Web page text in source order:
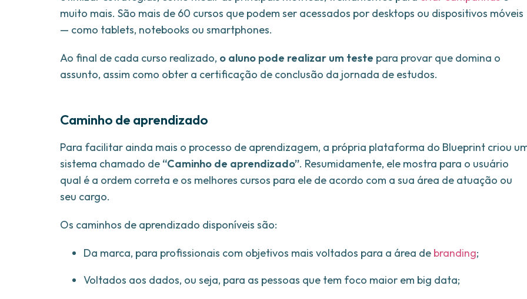
muito mais. São mais de 60 cursos que podem ser acessados por desktops ou dispositivos móveis
— como tablets, notebooks ou smartphones.
Ao final de cada curso realizado, o aluno pode realizar um teste para provar que domina o
assunto, assim como obter a certificação de conclusão da jornada de estudos.
Caminho de aprendizado
Para facilitar ainda mais o processo de aprendizagem, a própria plataforma do Blueprint criou
sistema chamado de “Caminho de aprendizado”. Resumidamente, ele mostra para o usuário
qual é a ordem correta e os melhores cursos para ele de acordo com a sua área de atuação ou
seu cargo.
Os caminhos de aprendizado disponíveis são:
Da marca, para profissionais com objetivos mais voltados para a área de branding;
Voltados aos dados, ou seja, para as pessoas que tem foco maior em big data;